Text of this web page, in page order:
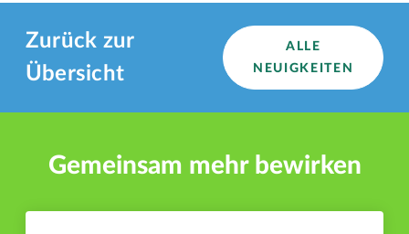
Zurück zur
Übersicht
ALLE
NEUIGKEITEN
Gemeinsam mehr bewirken